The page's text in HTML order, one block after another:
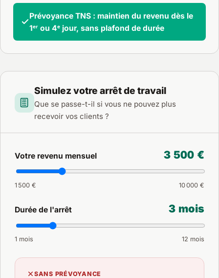
Prévoyance TNS : maintien du revenu dès le
1ᵉʳ ou 4ᵉ jour, sans plafond de durée
Simulez votre arrêt de travail
Que se passe-t-il si vous ne pouvez plus
recevoir vos clients ?
Votre revenu mensuel 3 500 €
1 500 € 10 000 €
Durée de l'arrêt 3 mois
1 mois 12 mois
SANS PRÉVOYANCE